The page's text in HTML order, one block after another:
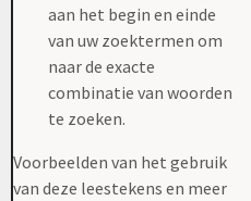
aan het begin en einde
van uw zoektermen om
naar de exacte
combinatie van woorden
te zoeken.
Voorbeelden van het gebruik
van deze leestekens en meer